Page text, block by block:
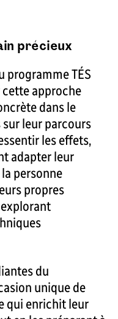
précieux
programme TÉS
cette approche
dans le
leur parcours
les effets,
adapter leur
personne
propres
du
unique de
qui enrichit leur